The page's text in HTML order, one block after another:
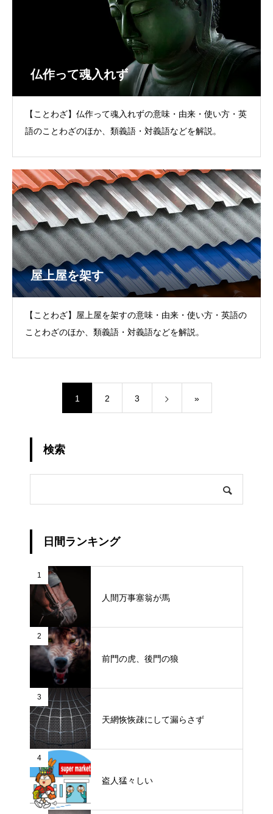
仏作って魂入れず
【ことわざ】仏作って魂入れずの意味・由来・使い方・英
語のことわざのほか、類義語・対義語などを解説。
屋上屋を架す
【ことわざ】屋上屋を架すの意味・由来・使い方・英語の
ことわざのほか、類義語・対義語などを解説。
1 2 3 »
検索
日間ランキング
1
人間万事塞翁が馬
2
前門の虎、後門の狼
3
天網恢恢疎にして漏らさず
4
盗人猛々しい